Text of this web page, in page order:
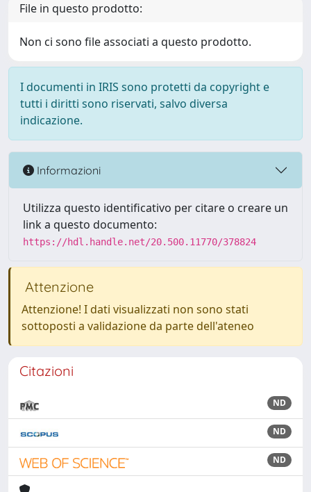
File in questo prodotto:
Non ci sono file associati a questo prodotto.
I documenti in IRIS sono protetti da copyright e
tutti i diritti sono riservati, salvo diversa
indicazione.
Informazioni
Utilizza questo identificativo per citare o creare un
link a questo documento:
https://hdl.handle.net/20.500.11770/378824
Attenzione
Attenzione! I dati visualizzati non sono stati
sottoposti a validazione da parte dell'ateneo
Citazioni
ND
ND
ND